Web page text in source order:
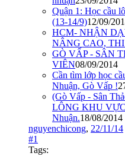
Quận 1: Học cầu
(13-14/9)12/09/
HCM- NHẬN
NÂNG CAO,
GÒ VẤP - SÂN
VIÊN08/09/2014
Cần tìm lớp học
Nhuận, Gò Vấp !
(Gò Vấp - Sân
LÔNG KHU VỰC
Nhuận.18/08/2014
nguyenchicong, 22/11/14
#1
Tags: